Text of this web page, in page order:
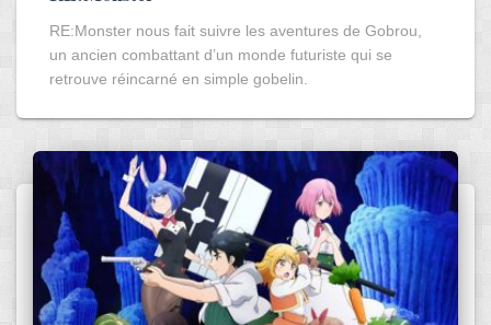
RE:Monster nous fait suivre les aventures de Gobrou,
un ancien combattant d’un monde futuriste qui se
retrouve réincarné en simple gobelin.